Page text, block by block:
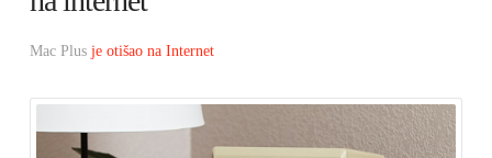
Mac Plusje otišao na Internet